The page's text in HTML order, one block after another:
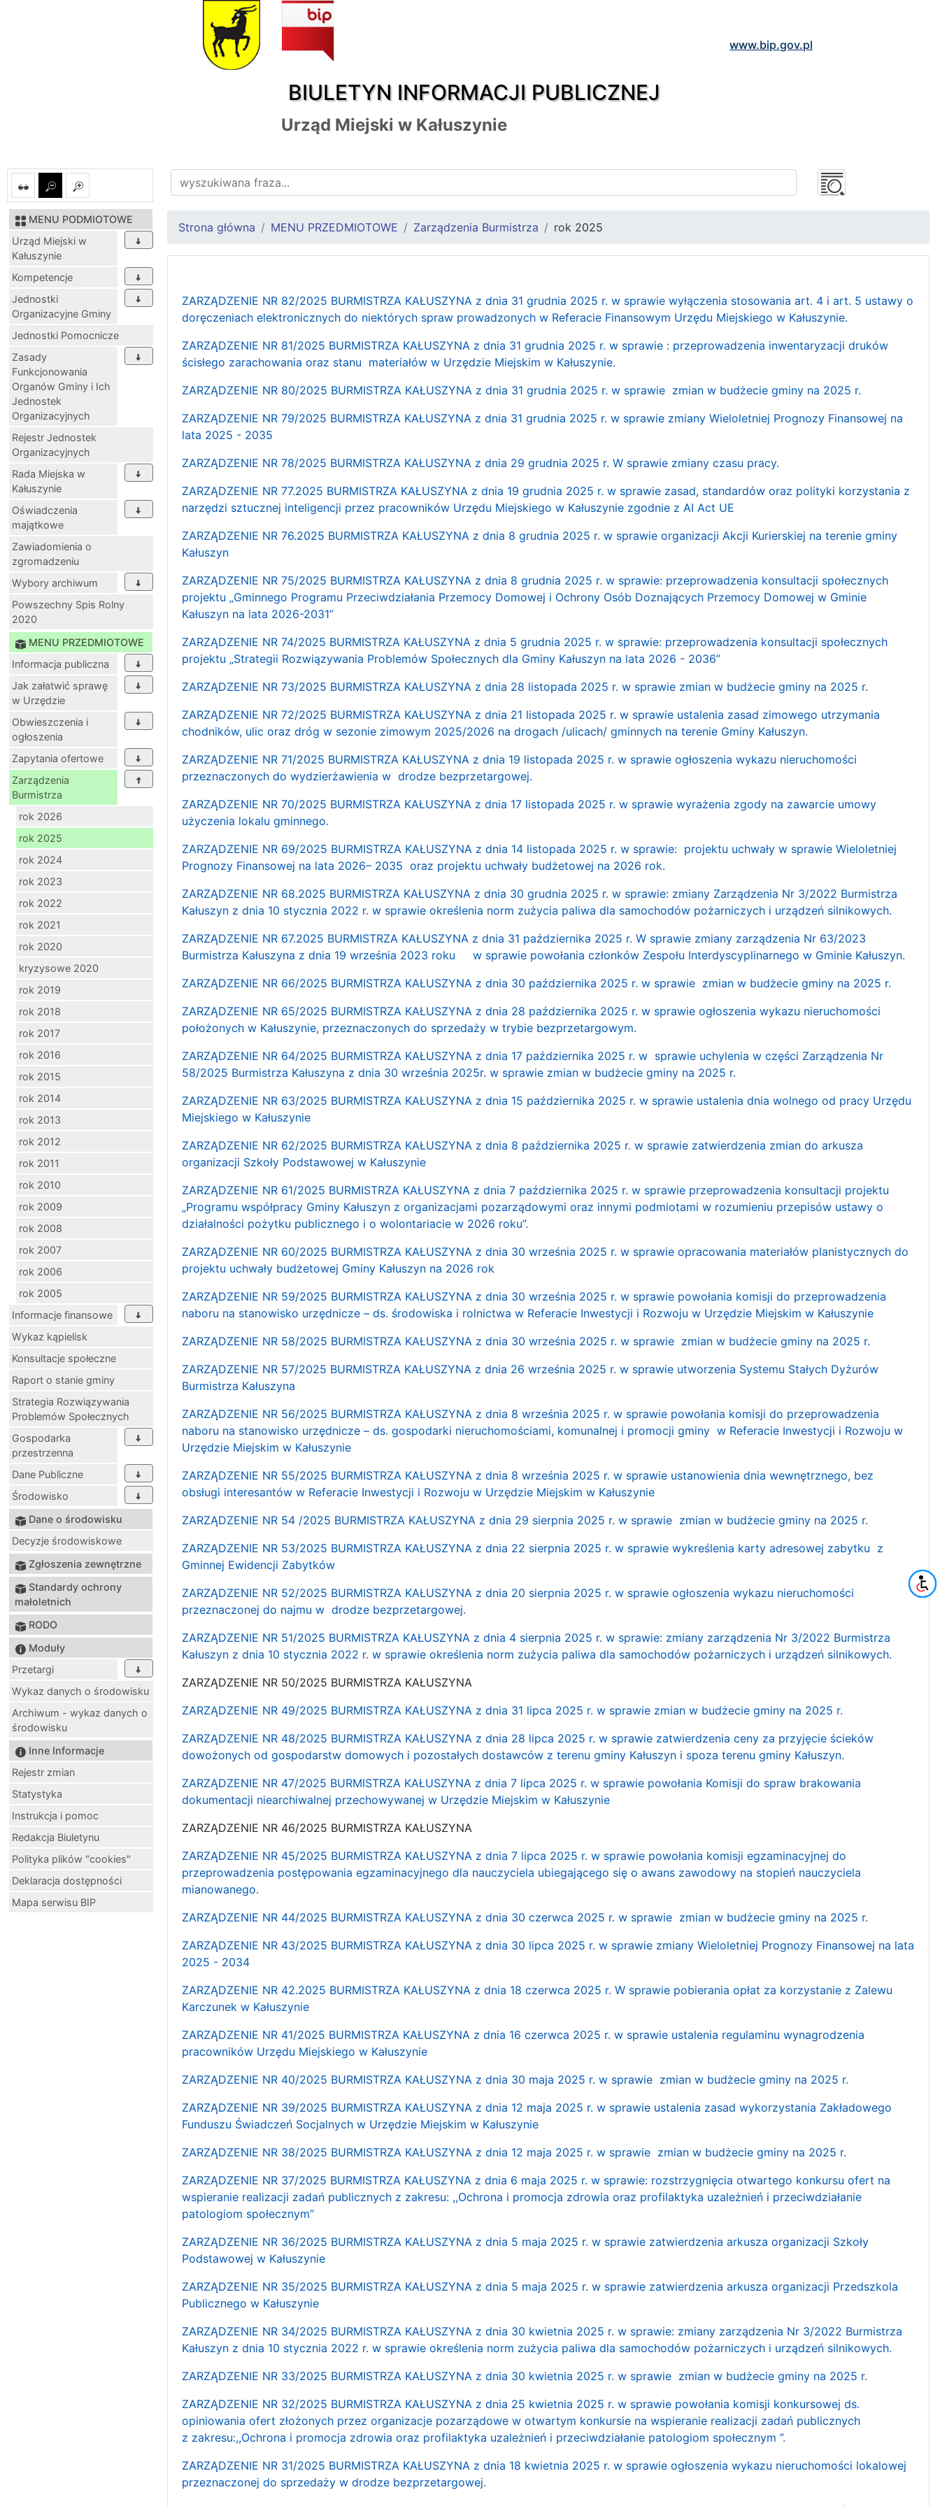
BIULETYN INFORMACJI PUBLICZNEJ
www.bip.gov.pl
Urząd Miejski w Kałuszynie
MENU PODMIOTOWE
Urząd Miejski w
Kałuszynie
Kompetencje
Jednostki
Organizacyjne Gminy
Jednostki Pomocnicze
Zasady
Funkcjonowania
Organów Gminy i Ich
Jednostek
Organizacyjnych
Rejestr Jednostek
Organizacyjnych
Rada Miejska w
Kałuszynie
Oświadczenia
majątkowe
Zawiadomienia o
zgromadzeniu
Wybory archiwum
Powszechny Spis Rolny
2020
MENU PRZEDMIOTOWE
Informacja publiczna
Jak załatwić sprawę
w Urzędzie
Obwieszczenia i
ogłoszenia
Zapytania ofertowe
Zarządzenia
Burmistrza
rok 2026
rok 2025
rok 2024
rok 2023
rok 2022
rok 2021
rok 2020
kryzysowe 2020
rok 2019
rok 2018
rok 2017
rok 2016
rok 2015
rok 2014
rok 2013
rok 2012
rok 2011
rok 2010
rok 2009
rok 2008
rok 2007
rok 2006
rok 2005
Informacje finansowe
Wykaz kąpielisk
Konsultacje społeczne
Raport o stanie gminy
Strategia Rozwiązywania
Problemów Społecznych
Gospodarka
przestrzenna
Dane Publiczne
Środowisko
Dane o środowisku
Decyzje środowiskowe
Zgłoszenia zewnętrzne
Standardy ochrony
małoletnich
RODO
Moduły
Przetargi
Wykaz danych o środowisku
Archiwum - wykaz danych o
środowisku
Inne Informacje
Rejestr zmian
Statystyka
Instrukcja i pomoc
Redakcja Biuletynu
Polityka plików "cookies"
Deklaracja dostępności
Mapa serwisu BIP
Strona główna MENU PRZEDMIOTOWE Zarządzenia Burmistrza rok 2025
ZARZĄDZENIE NR 82/2025 BURMISTRZA KAŁUSZYNA z dnia 31 grudnia 2025 r. w sprawie wyłączenia stosowania art. 4 i art. 5 ustawy o
doręczeniach elektronicznych do niektórych spraw prowadzonych w Referacie Finansowym Urzędu Miejskiego w Kałuszynie.
ZARZĄDZENIE NR 81/2025 BURMISTRZA KAŁUSZYNA z dnia 31 grudnia 2025 r. w sprawie : przeprowadzenia inwentaryzacji druków
ścisłego zarachowania oraz stanu materiałów w Urzędzie Miejskim w Kałuszynie.
ZARZĄDZENIE NR 80/2025 BURMISTRZA KAŁUSZYNA z dnia 31 grudnia 2025 r. w sprawie zmian w budżecie gminy na 2025 r.
ZARZĄDZENIE NR 79/2025 BURMISTRZA KAŁUSZYNA z dnia 31 grudnia 2025 r. w sprawie zmiany Wieloletniej Prognozy Finansowej na
lata 2025 - 2035
ZARZĄDZENIE NR 78/2025 BURMISTRZA KAŁUSZYNA z dnia 29 grudnia 2025 r. W sprawie zmiany czasu pracy.
ZARZĄDZENIE NR 77.2025 BURMISTRZA KAŁUSZYNA z dnia 19 grudnia 2025 r. w sprawie zasad, standardów oraz polityki korzystania z
narzędzi sztucznej inteligencji przez pracowników Urzędu Miejskiego w Kałuszynie zgodnie z AI Act UE
ZARZĄDZENIE NR 76.2025 BURMISTRZA KAŁUSZYNA z dnia 8 grudnia 2025 r. w sprawie organizacji Akcji Kurierskiej na terenie gminy
Kałuszyn
ZARZĄDZENIE NR 75/2025 BURMISTRZA KAŁUSZYNA z dnia 8 grudnia 2025 r. w sprawie: przeprowadzenia konsultacji społecznych
projektu „Gminnego Programu Przeciwdziałania Przemocy Domowej i Ochrony Osób Doznających Przemocy Domowej w Gminie
Kałuszyn na lata 2026-2031”
ZARZĄDZENIE NR 74/2025 BURMISTRZA KAŁUSZYNA z dnia 5 grudnia 2025 r. w sprawie: przeprowadzenia konsultacji społecznych
projektu „Strategii Rozwiązywania Problemów Społecznych dla Gminy Kałuszyn na lata 2026 - 2036”
ZARZĄDZENIE NR 73/2025 BURMISTRZA KAŁUSZYNA z dnia 28 listopada 2025 r. w sprawie zmian w budżecie gminy na 2025 r.
ZARZĄDZENIE NR 72/2025 BURMISTRZA KAŁUSZYNA z dnia 21 listopada 2025 r. w sprawie ustalenia zasad zimowego utrzymania
chodników, ulic oraz dróg w sezonie zimowym 2025/2026 na drogach /ulicach/ gminnych na terenie Gminy Kałuszyn.
ZARZĄDZENIE NR 71/2025 BURMISTRZA KAŁUSZYNA z dnia 19 listopada 2025 r. w sprawie ogłoszenia wykazu nieruchomości
przeznaczonych do wydzierżawienia w drodze bezprzetargowej.
ZARZĄDZENIE NR 70/2025 BURMISTRZA KAŁUSZYNA z dnia 17 listopada 2025 r. w sprawie wyrażenia zgody na zawarcie umowy
użyczenia lokalu gminnego.
ZARZĄDZENIE NR 69/2025 BURMISTRZA KAŁUSZYNA z dnia 14 listopada 2025 r. w sprawie: projektu uchwały w sprawie Wieloletniej
Prognozy Finansowej na lata 2026– 2035 oraz projektu uchwały budżetowej na 2026 rok.
ZARZĄDZENIE NR 68.2025 BURMISTRZA KAŁUSZYNA z dnia 30 grudnia 2025 r. w sprawie: zmiany Zarządzenia Nr 3/2022 Burmistrza
Kałuszyn z dnia 10 stycznia 2022 r. w sprawie określenia norm zużycia paliwa dla samochodów pożarniczych i urządzeń silnikowych.
ZARZĄDZENIE NR 67.2025 BURMISTRZA KAŁUSZYNA z dnia 31 października 2025 r. W sprawie zmiany zarządzenia Nr 63/2023
Burmistrza Kałuszyna z dnia 19 września 2023 roku w sprawie powołania członków Zespołu Interdyscyplinarnego w Gminie Kałuszyn.
ZARZĄDZENIE NR 66/2025 BURMISTRZA KAŁUSZYNA z dnia 30 października 2025 r. w sprawie zmian w budżecie gminy na 2025 r.
ZARZĄDZENIE NR 65/2025 BURMISTRZA KAŁUSZYNA z dnia 28 października 2025 r. w sprawie ogłoszenia wykazu nieruchomości
położonych w Kałuszynie, przeznaczonych do sprzedaży w trybie bezprzetargowym.
ZARZĄDZENIE NR 64/2025 BURMISTRZA KAŁUSZYNA z dnia 17 października 2025 r. w sprawie uchylenia w części Zarządzenia Nr
58/2025 Burmistrza Kałuszyna z dnia 30 września 2025r. w sprawie zmian w budżecie gminy na 2025 r.
ZARZĄDZENIE NR 63/2025 BURMISTRZA KAŁUSZYNA z dnia 15 października 2025 r. w sprawie ustalenia dnia wolnego od pracy Urzędu
Miejskiego w Kałuszynie
ZARZĄDZENIE NR 62/2025 BURMISTRZA KAŁUSZYNA z dnia 8 października 2025 r. w sprawie zatwierdzenia zmian do arkusza
organizacji Szkoły Podstawowej w Kałuszynie
ZARZĄDZENIE NR 61/2025 BURMISTRZA KAŁUSZYNA z dnia 7 października 2025 r. w sprawie przeprowadzenia konsultacji projektu
„Programu współpracy Gminy Kałuszyn z organizacjami pozarządowymi oraz innymi podmiotami w rozumieniu przepisów ustawy o
działalności pożytku publicznego i o wolontariacie w 2026 roku”.
ZARZĄDZENIE NR 60/2025 BURMISTRZA KAŁUSZYNA z dnia 30 września 2025 r. w sprawie opracowania materiałów planistycznych do
projektu uchwały budżetowej Gminy Kałuszyn na 2026 rok
ZARZĄDZENIE NR 59/2025 BURMISTRZA KAŁUSZYNA z dnia 30 września 2025 r. w sprawie powołania komisji do przeprowadzenia
naboru na stanowisko urzędnicze – ds. środowiska i rolnictwa w Referacie Inwestycji i Rozwoju w Urzędzie Miejskim w Kałuszynie
ZARZĄDZENIE NR 58/2025 BURMISTRZA KAŁUSZYNA z dnia 30 września 2025 r. w sprawie zmian w budżecie gminy na 2025 r.
ZARZĄDZENIE NR 57/2025 BURMISTRZA KAŁUSZYNA z dnia 26 września 2025 r. w sprawie utworzenia Systemu Stałych Dyżurów
Burmistrza Kałuszyna
ZARZĄDZENIE NR 56/2025 BURMISTRZA KAŁUSZYNA z dnia 8 września 2025 r. w sprawie powołania komisji do przeprowadzenia
naboru na stanowisko urzędnicze – ds. gospodarki nieruchomościami, komunalnej i promocji gminy w Referacie Inwestycji i Rozwoju w
Urzędzie Miejskim w Kałuszynie
ZARZĄDZENIE NR 55/2025 BURMISTRZA KAŁUSZYNA z dnia 8 września 2025 r. w sprawie ustanowienia dnia wewnętrznego, bez
obsługi interesantów w Referacie Inwestycji i Rozwoju w Urzędzie Miejskim w Kałuszynie
ZARZĄDZENIE NR 54 /2025 BURMISTRZA KAŁUSZYNA z dnia 29 sierpnia 2025 r. w sprawie zmian w budżecie gminy na 2025 r.
ZARZĄDZENIE NR 53/2025 BURMISTRZA KAŁUSZYNA z dnia 22 sierpnia 2025 r. w sprawie wykreślenia karty adresowej zabytku z
Gminnej Ewidencji Zabytków
ZARZĄDZENIE NR 52/2025 BURMISTRZA KAŁUSZYNA z dnia 20 sierpnia 2025 r. w sprawie ogłoszenia wykazu nieruchomości
przeznaczonej do najmu w drodze bezprzetargowej.
ZARZĄDZENIE NR 51/2025 BURMISTRZA KAŁUSZYNA z dnia 4 sierpnia 2025 r. w sprawie: zmiany zarządzenia Nr 3/2022 Burmistrza
Kałuszyn z dnia 10 stycznia 2022 r. w sprawie określenia norm zużycia paliwa dla samochodów pożarniczych i urządzeń silnikowych.
ZARZĄDZENIE NR 50/2025 BURMISTRZA KAŁUSZYNA
ZARZĄDZENIE NR 49/2025 BURMISTRZA KAŁUSZYNA z dnia 31 lipca 2025 r. w sprawie zmian w budżecie gminy na 2025 r.
ZARZĄDZENIE NR 48/2025 BURMISTRZA KAŁUSZYNA z dnia 28 lipca 2025 r. w sprawie zatwierdzenia ceny za przyjęcie ścieków
dowożonych od gospodarstw domowych i pozostałych dostawców z terenu gminy Kałuszyn i spoza terenu gminy Kałuszyn.
ZARZĄDZENIE NR 47/2025 BURMISTRZA KAŁUSZYNA z dnia 7 lipca 2025 r. w sprawie powołania Komisji do spraw brakowania
dokumentacji niearchiwalnej przechowywanej w Urzędzie Miejskim w Kałuszynie
ZARZĄDZENIE NR 46/2025 BURMISTRZA KAŁUSZYNA
ZARZĄDZENIE NR 45/2025 BURMISTRZA KAŁUSZYNA z dnia 7 lipca 2025 r. w sprawie powołania komisji egzaminacyjnej do
przeprowadzenia postępowania egzaminacyjnego dla nauczyciela ubiegającego się o awans zawodowy na stopień nauczyciela
mianowanego.
ZARZĄDZENIE NR 44/2025 BURMISTRZA KAŁUSZYNA z dnia 30 czerwca 2025 r. w sprawie zmian w budżecie gminy na 2025 r.
ZARZĄDZENIE NR 43/2025 BURMISTRZA KAŁUSZYNA z dnia 30 lipca 2025 r. w sprawie zmiany Wieloletniej Prognozy Finansowej na lata
2025 - 2034
ZARZĄDZENIE NR 42.2025 BURMISTRZA KAŁUSZYNA z dnia 18 czerwca 2025 r. W sprawie pobierania opłat za korzystanie z Zalewu
Karczunek w Kałuszynie
ZARZĄDZENIE NR 41/2025 BURMISTRZA KAŁUSZYNA z dnia 16 czerwca 2025 r. w sprawie ustalenia regulaminu wynagrodzenia
pracowników Urzędu Miejskiego w Kałuszynie
ZARZĄDZENIE NR 40/2025 BURMISTRZA KAŁUSZYNA z dnia 30 maja 2025 r. w sprawie zmian w budżecie gminy na 2025 r.
ZARZĄDZENIE NR 39/2025 BURMISTRZA KAŁUSZYNA z dnia 12 maja 2025 r. w sprawie ustalenia zasad wykorzystania Zakładowego
Funduszu Świadczeń Socjalnych w Urzędzie Miejskim w Kałuszynie
ZARZĄDZENIE NR 38/2025 BURMISTRZA KAŁUSZYNA z dnia 12 maja 2025 r. w sprawie zmian w budżecie gminy na 2025 r.
ZARZĄDZENIE NR 37/2025 BURMISTRZA KAŁUSZYNA z dnia 6 maja 2025 r. w sprawie: rozstrzygnięcia otwartego konkursu ofert na
wspieranie realizacji zadań publicznych z zakresu: ,,Ochrona i promocja zdrowia oraz profilaktyka uzależnień i przeciwdziałanie
patologiom społecznym”
ZARZĄDZENIE NR 36/2025 BURMISTRZA KAŁUSZYNA z dnia 5 maja 2025 r. w sprawie zatwierdzenia arkusza organizacji Szkoły
Podstawowej w Kałuszynie
ZARZĄDZENIE NR 35/2025 BURMISTRZA KAŁUSZYNA z dnia 5 maja 2025 r. w sprawie zatwierdzenia arkusza organizacji Przedszkola
Publicznego w Kałuszynie
ZARZĄDZENIE NR 34/2025 BURMISTRZA KAŁUSZYNA z dnia 30 kwietnia 2025 r. w sprawie: zmiany zarządzenia Nr 3/2022 Burmistrza
Kałuszyn z dnia 10 stycznia 2022 r. w sprawie określenia norm zużycia paliwa dla samochodów pożarniczych i urządzeń silnikowych.
ZARZĄDZENIE NR 33/2025 BURMISTRZA KAŁUSZYNA z dnia 30 kwietnia 2025 r. w sprawie zmian w budżecie gminy na 2025 r.
ZARZĄDZENIE NR 32/2025 BURMISTRZA KAŁUSZYNA z dnia 25 kwietnia 2025 r. w sprawie powołania komisji konkursowej ds.
opiniowania ofert złożonych przez organizacje pozarządowe w otwartym konkursie na wspieranie realizacji zadań publicznych
z zakresu:,,Ochrona i promocja zdrowia oraz profilaktyka uzależnień i przeciwdziałanie patologiom społecznym ”.
ZARZĄDZENIE NR 31/2025 BURMISTRZA KAŁUSZYNA z dnia 18 kwietnia 2025 r. w sprawie ogłoszenia wykazu nieruchomości lokalowej
przeznaczonej do sprzedaży w drodze bezprzetargowej.